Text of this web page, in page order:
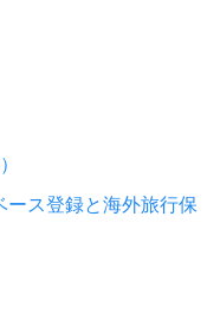
上限設定の解除申請
行機の健康診断証明
学期 履修願の提出に
する給付奨学金【家
および貸与奨学金
応急採用】等の取扱
期 名古屋大学授業料
いて
ース登録と海外旅行保